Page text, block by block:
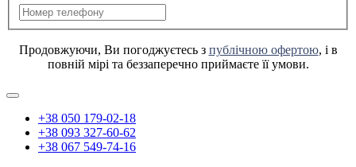
Продовжуючи, Ви погоджуєтесь з публічною офертою, і в
повній мірі та беззаперечно приймаєте її умови.
+38 050 179-02-18
+38 093 327-60-62
+38 067 549-74-16